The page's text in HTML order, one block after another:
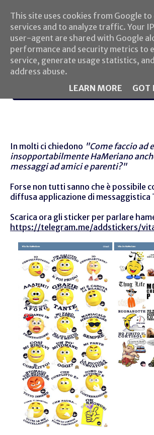
MENU
In molti ci chiedono "Come faccio ad
insopportabilmente HaMeriano
messaggi ad amici e parenti?"
Forse non tutti sanno che è possibile
diffusa applicazione di messaggistica
Scarica ora gli sticker per parlare
https://telegram.me/addstickers/
This site uses cookies from Google
services and to analyze traffic. Your
user-agent are shared with Google
performance and security metrics to
service, generate usage statistics,
address abuse.
LEARN MORE
GOT